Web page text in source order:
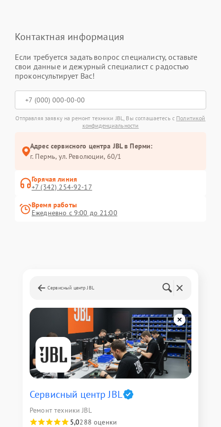
Контактная информация
Если требуется задать вопрос специалисту, оставьте
свои данные и дежурный специалист с радостью
проконсультирует Вас!
Отправляя заявку на ремонт техники JBL, Вы соглашаетесь с Политикой
конфиденциальности
Адрес сервисного центра JBL в Перми:
г. Пермь, ул. ​Революции, 60/1
Горячая линия
+7 (342) 254-92-17
Время работы
Ежедневно с 9:00 до 21:00
Сервисный центр JBL
Сервисный центр JBL
Ремонт техники JBL
5,0288 оценки